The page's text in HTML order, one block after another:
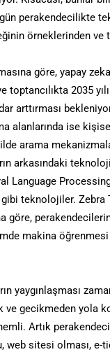
perakendecilikte
örneklerinden ve
göre, yapay
toptancılıkta 2035
arttırması
alanlarında ise
arama
arkasındaki
Language
gibi teknolojiler. Zebra
göre,
makina öğrenmesi
yaygınlaşması
ve gecikmeden yola
Artık
web sitesi olması, e-